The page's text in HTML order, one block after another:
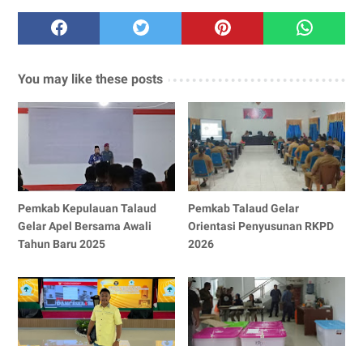
You may like these posts
Pemkab Kepulauan Talaud
Gelar Apel Bersama Awali
Tahun Baru 2025
Pemkab Talaud Gelar
Orientasi Penyusunan RKPD
2026